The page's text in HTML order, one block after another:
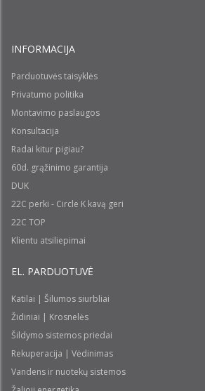
INFORMACIJA
Parduotuvės taisyklės
Privatumo politika
Montavimo paslaugos
Konsultacija
Radai kitur pigiau?
60d. grąžinimo garantija
DUK
22C perki - Circle K kavą geri
22C TOP
Klientu atsiliepimai
EL. PARDUOTUVĖ
Katilai | Šilumos siurbliai
Židiniai | Krosnelės
Šildymo sistemos priedai
Rekuperacija | Vėdinimas
Vandens ir nuotekų sistemos